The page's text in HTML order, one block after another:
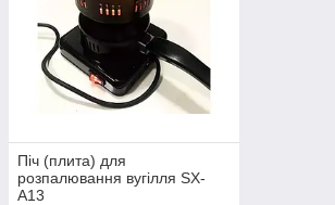
Піч (плита) для
розпалювання вугілля SX-
A13